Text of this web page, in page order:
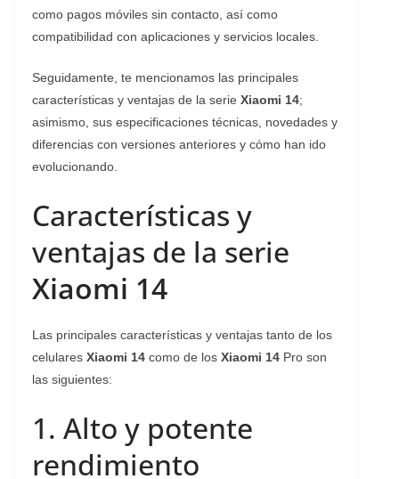
como pagos móviles sin contacto, así como
compatibilidad con aplicaciones y servicios locales.
Seguidamente, te mencionamos las principales
características y ventajas de la serie Xiaomi 14;
asimismo, sus especificaciones técnicas, novedades y
diferencias con versiones anteriores y cómo han ido
evolucionando.
Características y
ventajas de la serie
Xiaomi 14
Las principales características y ventajas tanto de los
celulares Xiaomi 14 como de los Xiaomi 14 Pro son
las siguientes:
1. Alto y potente
rendimiento